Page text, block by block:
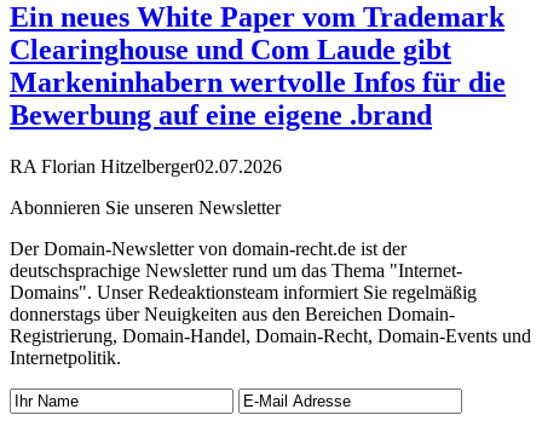
Ein neues White Paper vom Trademark
Clearinghouse und Com Laude gibt
Markeninhabern wertvolle Infos für die
Bewerbung auf eine eigene .brand
RA Florian Hitzelberger02.07.2026
Abonnieren Sie unseren Newsletter
Der Domain-Newsletter von domain-recht.de ist der
deutschsprachige Newsletter rund um das Thema "Internet-
Domains". Unser Redeaktionsteam informiert Sie regelmäßig
donnerstags über Neuigkeiten aus den Bereichen Domain-
Registrierung, Domain-Handel, Domain-Recht, Domain-Events und
Internetpolitik.